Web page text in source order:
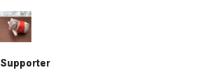
Supporter